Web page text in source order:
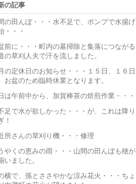
の記事
の田んぼ・・・水不足で、ポンプで水揚げ
・・・
前に・・・町内の墓掃除と集落につながる
の草刈人夫で汗を流しました。
の定休日のお知らせ・・・１５日、１６日
お盆のため臨時休業となります。
は午前中から、加賀棒茶の焙煎作業・・・
足で水が欲しかった・・・が、これは降り
！
所さんの草刈り機・・・修理
やくの恵みの雨・・・山間の田んぼも穂が
いました。
横で、孫とささやかな涼み花火・・・ちょ